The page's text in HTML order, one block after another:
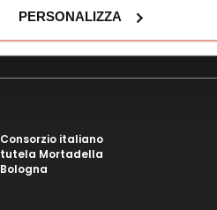
PERSONALIZZA
Consorzio italiano
tutela Mortadella
Bologna